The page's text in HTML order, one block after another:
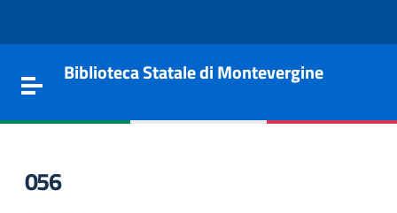
Toggle navigation
Biblioteca Statale di Montevergine
056